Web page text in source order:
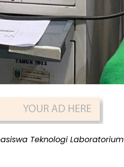
Teknologi Laboratorium